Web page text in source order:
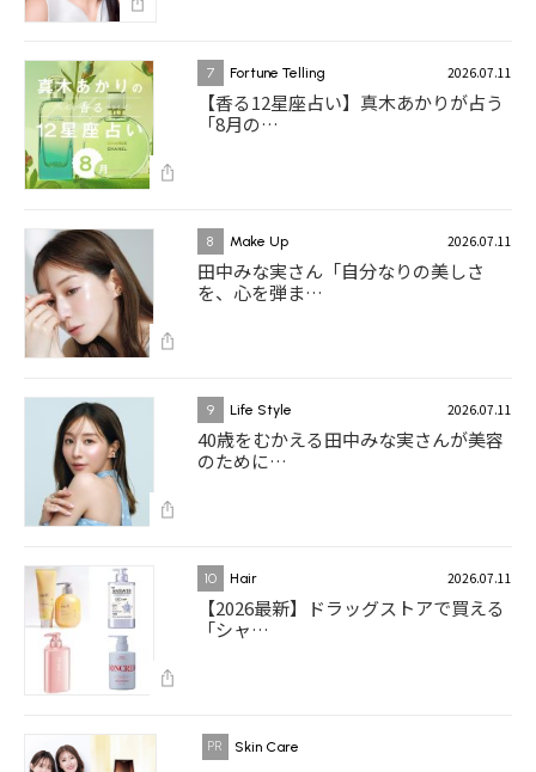
7 Fortune Telling 2026.07.11
【香る12星座占い】真木あかりが占う
「8月の…
8 Make Up 2026.07.11
田中みな実さん「自分なりの美しさ
を、心を弾ま…
9 Life Style 2026.07.11
40歳をむかえる田中みな実さんが美容
のために…
10 Hair 2026.07.11
【2026最新】ドラッグストアで買える
「シャ…
Skin Care